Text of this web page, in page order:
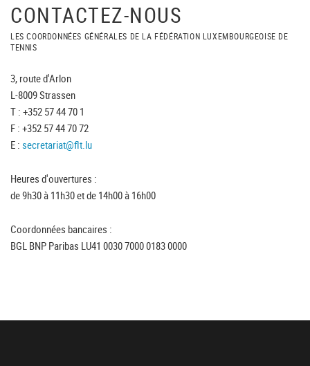
CONTACTEZ-NOUS
LES COORDONNÉES GÉNÉRALES DE LA FÉDÉRATION LUXEMBOURGEOISE DE
TENNIS
3, route d'Arlon
L-8009 Strassen
T : +352 57 44 70 1
F : +352 57 44 70 72
E : secretariat@flt.lu
Heures d'ouvertures :
de 9h30 à 11h30 et de 14h00 à 16h00
Coordonnées bancaires :
BGL BNP Paribas LU41 0030 7000 0183 0000